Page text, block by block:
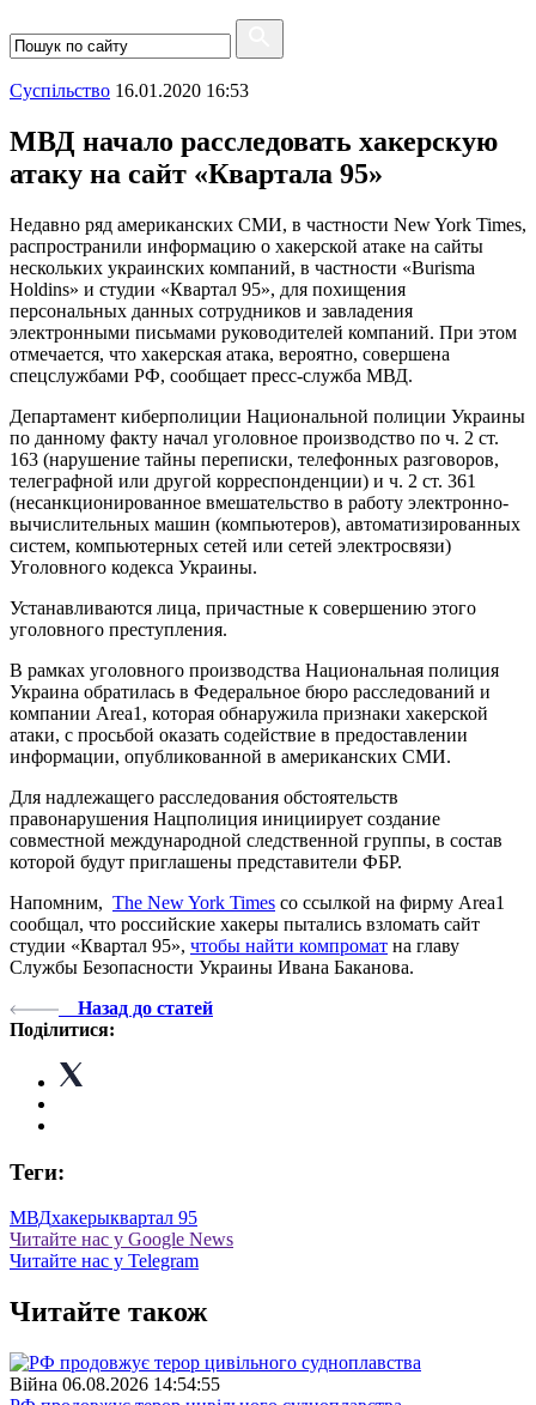
Суспiльство 16.01.2020 16:53
МВД начало расследовать хакерскую
атаку на сайт «Квартала 95»
Недавно ряд американских СМИ, в частности New York Times,
распространили информацию о хакерской атаке на сайты
нескольких украинских компаний, в частности «Burisma
Holdins» и студии «Квартал 95», для похищения
персональных данных сотрудников и завладения
электронными письмами руководителей компаний. При этом
отмечается, что хакерская атака, вероятно, совершена
спецслужбами РФ, сообщает пресс-служба МВД.
Департамент киберполиции Национальной полиции Украины
по данному факту начал уголовное производство по ч. 2 ст.
163 (нарушение тайны переписки, телефонных разговоров,
телеграфной или другой корреспонденции) и ч. 2 ст. 361
(несанкционированное вмешательство в работу электронно-
вычислительных машин (компьютеров), автоматизированных
систем, компьютерных сетей или сетей электросвязи)
Уголовного кодекса Украины.
Устанавливаются лица, причастные к совершению этого
уголовного преступления.
В рамках уголовного производства Национальная полиция
Украина обратилась в Федеральное бюро расследований и
компании Area1, которая обнаружила признаки хакерской
атаки, с просьбой оказать содействие в предоставлении
информации, опубликованной в американских СМИ.
Для надлежащего расследования обстоятельств
правонарушения Нацполиция инициирует создание
совместной международной следственной группы, в состав
которой будут приглашены представители ФБР.
Напомним, The New York Times со ссылкой на фирму Area1
сообщал, что российские хакеры пытались взломать сайт
студии «Квартал 95», чтобы найти компромат на главу
Службы Безопасности Украины Ивана Баканова.
Назад до статей
Поділитися:
Теги:
МВДхакерыквартал 95
Читайте нас у Google News
Читайте нас у Telegram
Читайте також
Війна 06.08.2026 14:54:55